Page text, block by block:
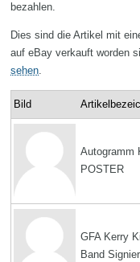
bezahlen.
Dies sind die Artikel mit
auf eBay verkauft worden
sehen.
Bild
Autogramm
POSTER
GFA Kerry
Band